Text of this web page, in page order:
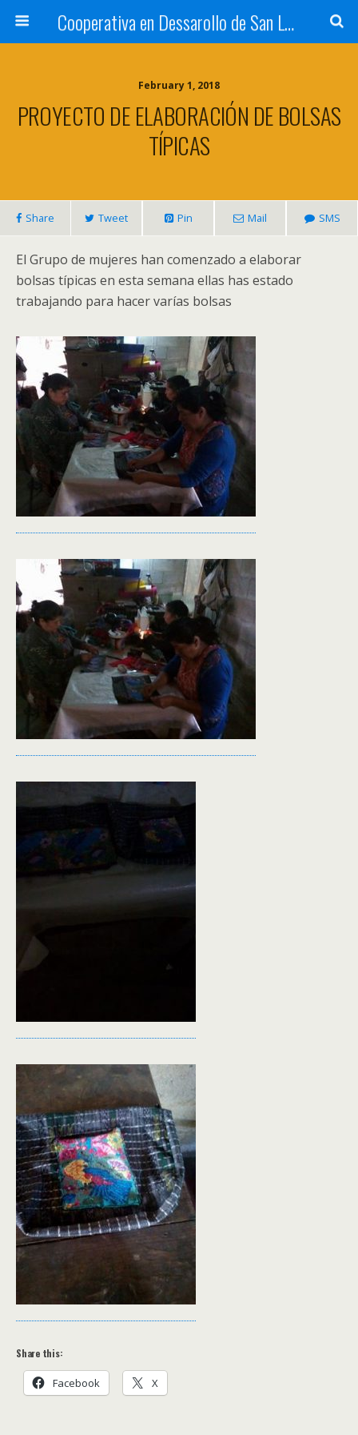
Cooperativa en Dessarollo de San Luis
February 1, 2018
PROYECTO DE ELABORACIÓN DE BOLSAS
TÍPICAS
Share Tweet Pin Mail SMS
El Grupo de mujeres han comenzado a elaborar
bolsas típicas en esta semana ellas has estado
trabajando para hacer varías bolsas
Share this:
Facebook X